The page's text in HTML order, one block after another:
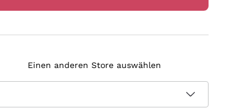
Einen anderen Store auswählen